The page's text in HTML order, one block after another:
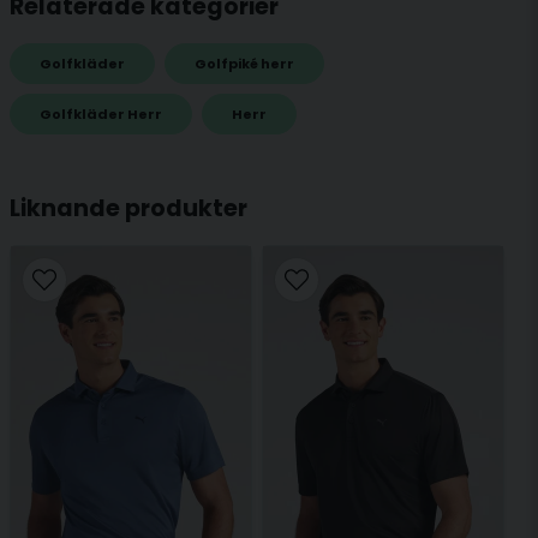
Liknande produkter
name
Namn
email
Mejladress
Ja, ni får publicera min fråga
Golfkläder Golfpiké herr
Golfkläder Herr Herr